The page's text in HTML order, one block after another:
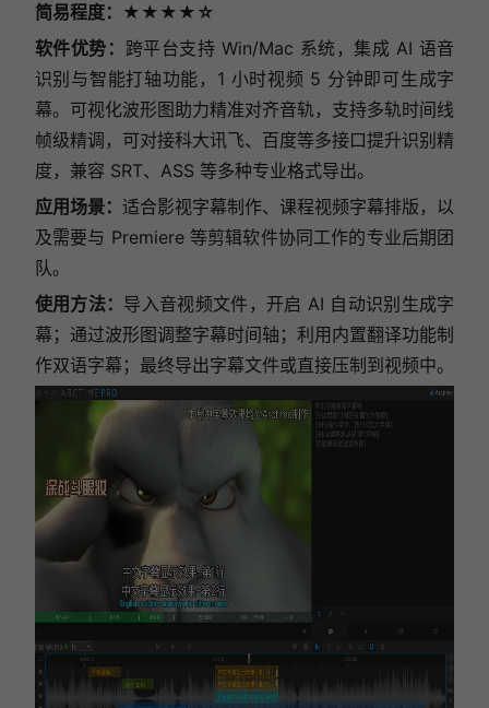
简易程度：★★★★☆
软件优势： 跨平台支持 Win/Mac 系统，集成 AI 语音
识别与智能打轴功能，1 小时视频 5 分钟即可生成字
幕。可视化波形图助力精准对齐音轨，支持多轨时间线
帧级精调，可对接科大讯飞、百度等多接口提升识别精
度，兼容 SRT、ASS 等多种专业格式导出。
应用场景： 适合影视字幕制作、课程视频字幕排版，以
及需要与 Premiere 等剪辑软件协同工作的专业后期团
队。
使用方法： 导入音视频文件，开启 AI 自动识别生成字
幕；通过波形图调整字幕时间轴；利用内置翻译功能制
作双语字幕；最终导出字幕文件或直接压制到视频中。